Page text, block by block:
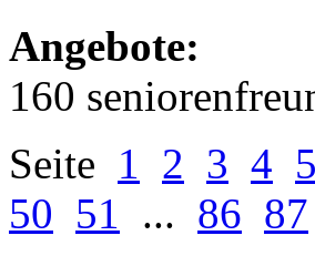
Angebote:
160
Seite 1 2 3 4 5
50 51 ... 86 87